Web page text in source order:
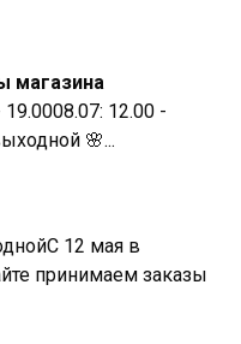
магазина
12.00 -
🌸...
12 мая в
принимаем заказы